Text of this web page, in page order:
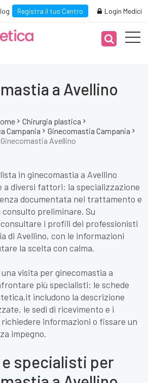
Registra il tuo Centro Login Medici
a Avellino
Chirurgia plastica
Campania
Ginecomastia Campania
Ginecomastia Avellino
in ginecomastia a Avellino
a diversi fattori: la specializzazione
documentata nel trattamento e
preliminare. Su
i profili dei professionisti
di Avellino, con le informazioni
la scelta con calma.
visita per ginecomastia a
più specialisti: le schede
includono la descrizione
le sedi di ricevimento e i
informazioni o fissare un
impegno.
specialisti per